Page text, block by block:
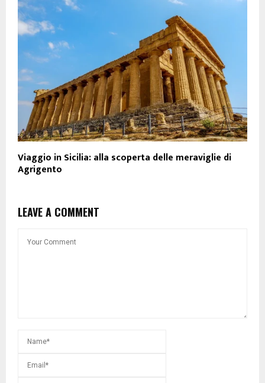
Viaggio in Sicilia: alla scoperta delle meraviglie di
Agrigento
LEAVE A COMMENT